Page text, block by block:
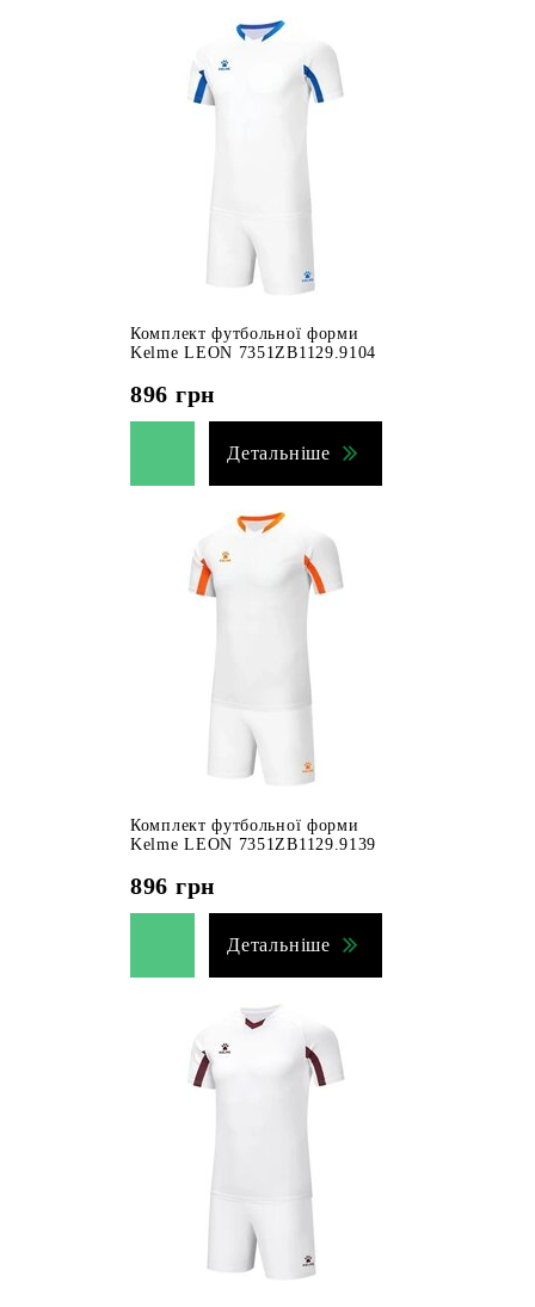
Комплект футбольної форми
Kelme LEON 7351ZB1129.9104
896 грн
Детальніше
Комплект футбольної форми
Kelme LEON 7351ZB1129.9139
896 грн
Детальніше